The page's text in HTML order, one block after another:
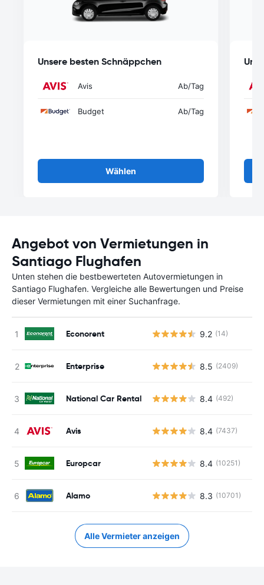
Unsere besten Schnäppchen
Avis Ab/Tag
Budget Ab/Tag
Wählen
Angebot von Vermietungen in
Santiago Flughafen
Unten stehen die bestbewerteten Autovermietungen in
Santiago Flughafen. Vergleiche alle Bewertungen und Preise
dieser Vermietungen mit einer Suchanfrage.
Econorent 9.2 (14)
Enterprise 8.5 (2409)
National Car Rental 8.4 (492)
Avis 8.4 (7437)
Europcar 8.4 (10251)
Alamo 8.3 (10701)
Alle Vermieter anzeigen